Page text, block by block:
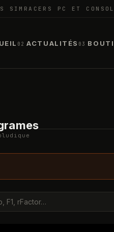
PC ET
02 ACTUALITÉS 03